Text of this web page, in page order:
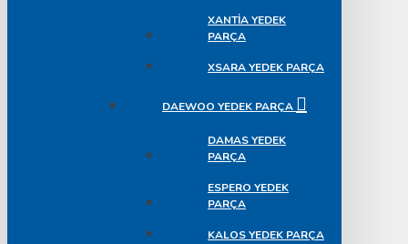
XANTIA YEDEK
PARÇA
XSARA YEDEK PARÇA
DAEWOO YEDEK PARÇA
DAMAS YEDEK
PARÇA
ESPERO YEDEK
PARÇA
KALOS YEDEK PARÇA